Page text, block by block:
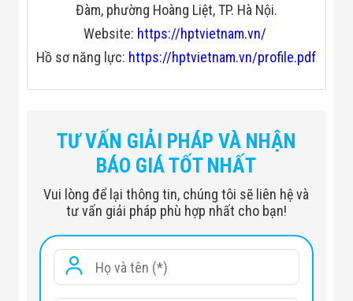
Đội
Dự Án Kho
Xưởng -
Tin Khuyến Mãi
Tin Tuyển Dụng
Đàm, phường Hoàng Liệt, TP. Hà Nội.
Website: https://hptvietnam.vn/
Hồ sơ năng lực: https://hptvietnam.vn/profile.pdf
TƯ VẤN GIẢI PHÁP VÀ NHẬN
BÁO GIÁ TỐT NHẤT
Vui lòng để lại thông tin, chúng tôi sẽ liên hệ và
tư vấn giải pháp phù hợp nhất cho bạn!